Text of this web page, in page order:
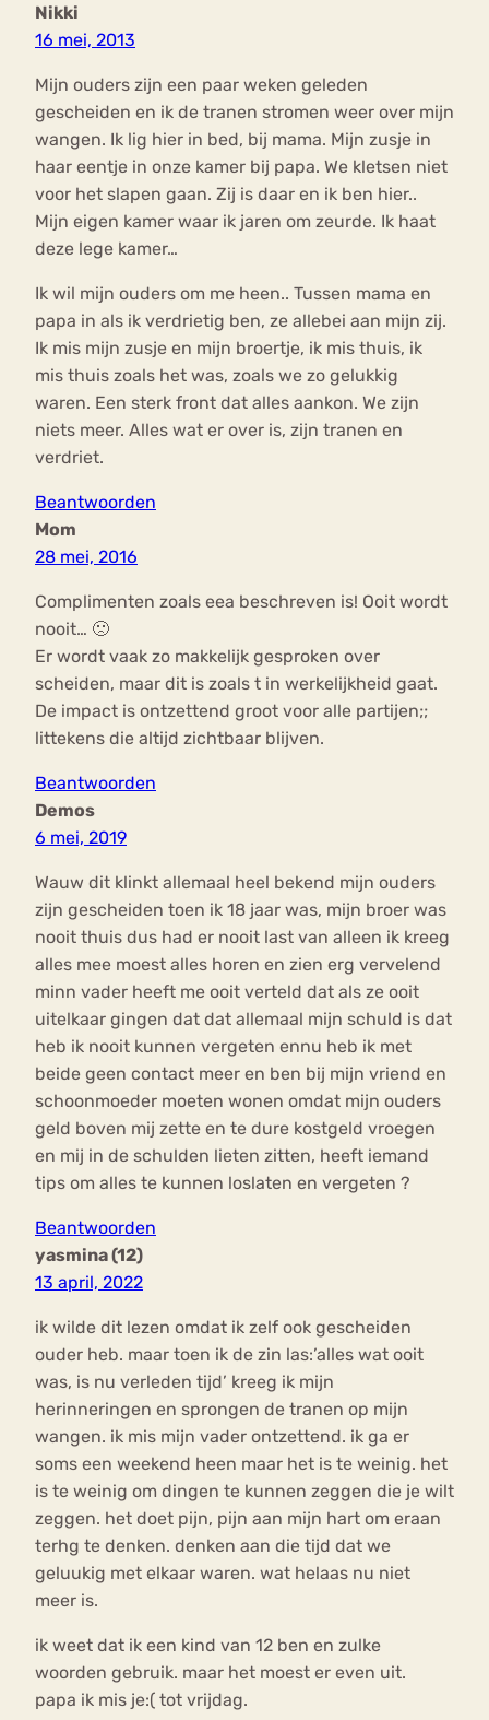
Nikki
16 mei, 2013
Mijn ouders zijn een paar weken geleden
gescheiden en ik de tranen stromen weer over mijn
wangen. Ik lig hier in bed, bij mama. Mijn zusje in
haar eentje in onze kamer bij papa. We kletsen niet
voor het slapen gaan. Zij is daar en ik ben hier..
Mijn eigen kamer waar ik jaren om zeurde. Ik haat
deze lege kamer…
Ik wil mijn ouders om me heen.. Tussen mama en
papa in als ik verdrietig ben, ze allebei aan mijn zij.
Ik mis mijn zusje en mijn broertje, ik mis thuis, ik
mis thuis zoals het was, zoals we zo gelukkig
waren. Een sterk front dat alles aankon. We zijn
niets meer. Alles wat er over is, zijn tranen en
verdriet.
Beantwoorden
Mom
28 mei, 2016
Complimenten zoals eea beschreven is! Ooit wordt
nooit… 🙁
Er wordt vaak zo makkelijk gesproken over
scheiden, maar dit is zoals t in werkelijkheid gaat.
De impact is ontzettend groot voor alle partijen;;
littekens die altijd zichtbaar blijven.
Beantwoorden
Demos
6 mei, 2019
Wauw dit klinkt allemaal heel bekend mijn ouders
zijn gescheiden toen ik 18 jaar was, mijn broer was
nooit thuis dus had er nooit last van alleen ik kreeg
alles mee moest alles horen en zien erg vervelend
minn vader heeft me ooit verteld dat als ze ooit
uitelkaar gingen dat dat allemaal mijn schuld is dat
heb ik nooit kunnen vergeten ennu heb ik met
beide geen contact meer en ben bij mijn vriend en
schoonmoeder moeten wonen omdat mijn ouders
geld boven mij zette en te dure kostgeld vroegen
en mij in de schulden lieten zitten, heeft iemand
tips om alles te kunnen loslaten en vergeten ?
Beantwoorden
yasmina (12)
13 april, 2022
ik wilde dit lezen omdat ik zelf ook gescheiden
ouder heb. maar toen ik de zin las:’alles wat ooit
was, is nu verleden tijd’ kreeg ik mijn
herinneringen en sprongen de tranen op mijn
wangen. ik mis mijn vader ontzettend. ik ga er
soms een weekend heen maar het is te weinig. het
is te weinig om dingen te kunnen zeggen die je wilt
zeggen. het doet pijn, pijn aan mijn hart om eraan
terhg te denken. denken aan die tijd dat we
geluukig met elkaar waren. wat helaas nu niet
meer is.
ik weet dat ik een kind van 12 ben en zulke
woorden gebruik. maar het moest er even uit.
papa ik mis je:( tot vrijdag.